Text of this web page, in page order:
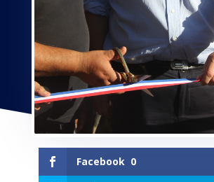
Facebook 0